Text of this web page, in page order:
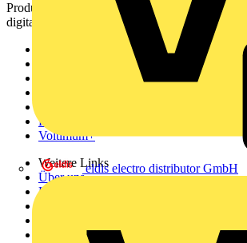
eldis electro distributor GmbH
Produktinformationen, Schulungen und Tools
digitalen Plattform und Community.
Partner
Voltimum+
Weitere Links
Über uns
Kontakt
voltimum.com